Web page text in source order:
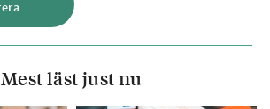
Mest läst just nu